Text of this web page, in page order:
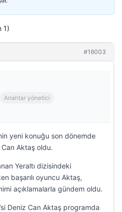
1)
#16003
Anahtar yönetici
yeni konuğu son dönemde
Aktaş oldu.
Yeraltı dizisindeki
başarılı oyuncu Aktaş,
açıklamalarla gündem oldu.
Deniz Can Aktaş programda